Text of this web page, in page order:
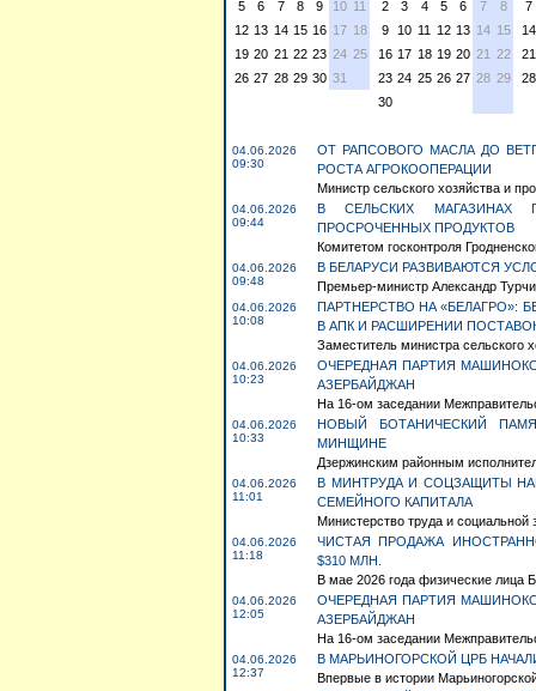
5
6 7 8 9 10 11
12 13 14 15 16 17 18
19 20 21 22 23 24 25
26 27 28 29 30 31
2
3 4 5 6 7
8
9
10 11 12 13 14 15
16 17 18 19 20 21 22
23 24 25 26 27 28 29
30
7
14
21
28
04.06.2026
09:30
ОТ РАПСОВОГО МАСЛА ДО
РОСТА АГРОКООПЕРАЦИИ
Министр сельского хозяйства и
04.06.2026
09:44
В СЕЛЬСКИХ МАГАЗИНАХ
ПРОСРОЧЕННЫХ ПРОДУКТОВ
Комитетом госконтроля
04.06.2026
09:48
В БЕЛАРУСИ РАЗВИВАЮТСЯ
Премьер-министр Александр
04.06.2026
10:08
ПАРТНЕРСТВО НА «БЕЛАГРО»:
В АПК И РАСШИРЕНИИ
Заместитель министра сельского
04.06.2026
10:23
ОЧЕРЕДНАЯ ПАРТИЯ
АЗЕРБАЙДЖАН
На 16-ом заседании
04.06.2026
10:33
НОВЫЙ БОТАНИЧЕСКИЙ
МИНЩИНЕ
Дзержинским районным
04.06.2026
11:01
В МИНТРУДА И СОЦЗАЩИТЫ
СЕМЕЙНОГО КАПИТАЛА
Министерство труда и
04.06.2026
11:18
ЧИСТАЯ ПРОДАЖА
$310 МЛН.
В мае 2026 года физические лица
04.06.2026
12:05
ОЧЕРЕДНАЯ ПАРТИЯ
АЗЕРБАЙДЖАН
На 16-ом заседании
04.06.2026
12:37
В МАРЬИНОГОРСКОЙ ЦРБ
Впервые в истории